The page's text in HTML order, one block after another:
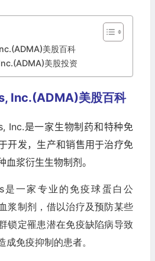
美股百科
美股投资
Inc.(ADMA)美股百科
Inc.是一家生物制药和特种免
开发，生产和销售用于治疗免
浆衍生生物制剂。
是一家专业的免疫球蛋白公
浆制剂，借以治疗及预防某些
锁定罹患潜在免疫缺陷病导致
免疫抑制的患者。